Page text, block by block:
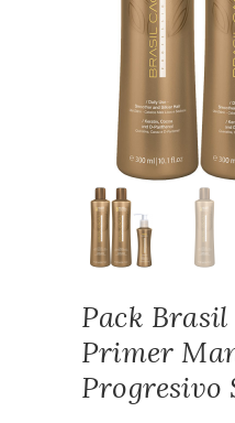
Pack
Primer
Progresivo